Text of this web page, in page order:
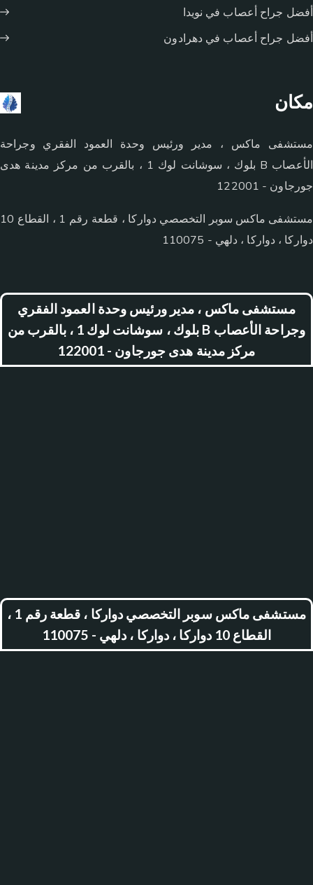
أفضل جراح أعصاب في نويدا
أفضل جراح أعصاب في دهرادون
مكان
مستشفى ماكس ، مدير ورئيس وحدة العمود الفقري وجراحة
الأعصاب B بلوك ، سوشانت لوك 1 ، بالقرب من مركز مدينة هدى
جورجاون - 122001
مستشفى ماكس سوبر التخصصي دواركا ، قطعة رقم 1 ، القطاع 10
دواركا ، دواركا ، دلهي - 110075
مستشفى ماكس ، مدير ورئيس وحدة العمود الفقري
وجراحة الأعصاب B بلوك ، سوشانت لوك 1 ، بالقرب من
مركز مدينة هدى جورجاون - 122001
مستشفى ماكس سوبر التخصصي دواركا ، قطعة رقم 1 ،
القطاع 10 دواركا ، دواركا ، دلهي - 110075